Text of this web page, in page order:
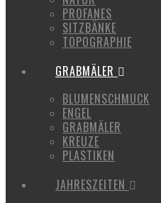
PROFANES
SITZBÄNKE
TOPOGRAPHIE
GRABMÄLER
BLUMENSCHMUCK
ENGEL
GRABMÄLER
KREUZE
PLASTIKEN
JAHRESZEITEN